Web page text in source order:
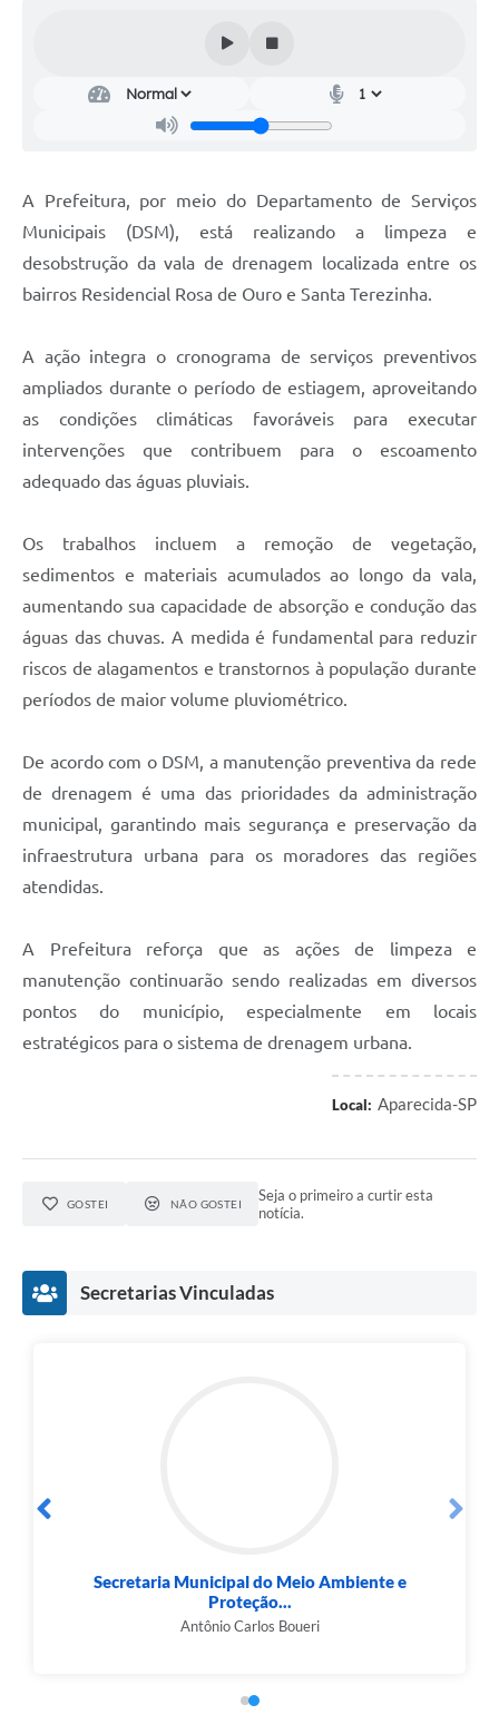
Galeria de Vídeos
Projetos
Participe mais
Telefones Úteis
Jornal
Diário Oficial
Contato
FAQ
A Prefeitura, por meio do Departamento de Serviços
Municipais (DSM), está realizando a limpeza e
desobstrução da vala de drenagem localizada entre os
bairros Residencial Rosa de Ouro e Santa Terezinha.
A ação integra o cronograma de serviços preventivos
ampliados durante o período de estiagem, aproveitando
as condições climáticas favoráveis para executar
intervenções que contribuem para o escoamento
adequado das águas pluviais.
Os trabalhos incluem a remoção de vegetação,
sedimentos e materiais acumulados ao longo da vala,
aumentando sua capacidade de absorção e condução das
águas das chuvas. A medida é fundamental para reduzir
riscos de alagamentos e transtornos à população durante
períodos de maior volume pluviométrico.
De acordo com o DSM, a manutenção preventiva da rede
de drenagem é uma das prioridades da administração
municipal, garantindo mais segurança e preservação da
infraestrutura urbana para os moradores das regiões
atendidas.
A Prefeitura reforça que as ações de limpeza e
manutenção continuarão sendo realizadas em diversos
pontos do município, especialmente em locais
estratégicos para o sistema de drenagem urbana.
Local: Aparecida-SP
GOSTEI NÃO GOSTEI
Seja o primeiro a curtir esta
notícia.
Secretarias Vinculadas
Secretaria Municipal do Meio Ambiente e
Proteção...
Antônio Carlos Boueri